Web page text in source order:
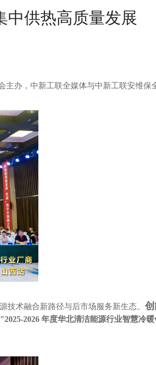
中供热高质量发展
主办，中新工联全媒体与中新工联安维保
技术融合新路径与后市场服务新生态。
"2025-2026 年度华北清洁能源行业智慧冷